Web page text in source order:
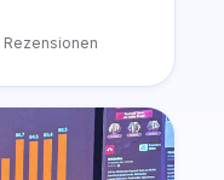
Rezensionen